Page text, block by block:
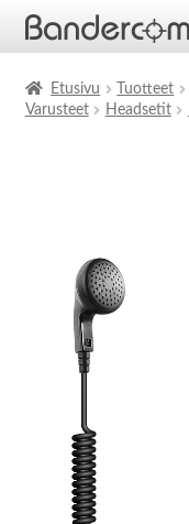
Ajankohtaista
Etusivu Tuotteet
Varusteet
Headsetit